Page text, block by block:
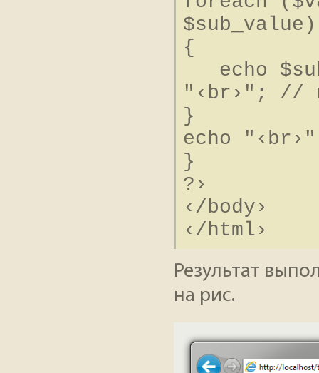
$sub_value)
{
echo
"‹br›"; //
}
echo
}
?›
‹/body›
‹/html›
Результат
на рис.